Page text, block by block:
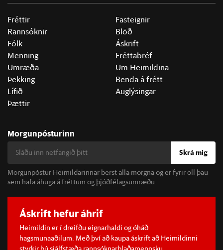
Fréttir
Rannsóknir
Fólk
Menning
Umræða
Þekking
Lífið
Þættir
Fasteignir
Blöð
Áskrift
Fréttabréf
Um Heimildina
Benda á frétt
Auglýsingar
Morgunpósturinn
Skrá mig
Morgunpóstur Heimildarinnar berst alla morgna og er fyrir öll þau
sem hafa áhuga á fréttum og þjóðfélagsumræðu.
Áskrift hefur áhrif
Heimildin er í dreifðu eignarhaldi og óháð
hagsmunaaðilum. Með því að kaupa áskrift að Heimildinni